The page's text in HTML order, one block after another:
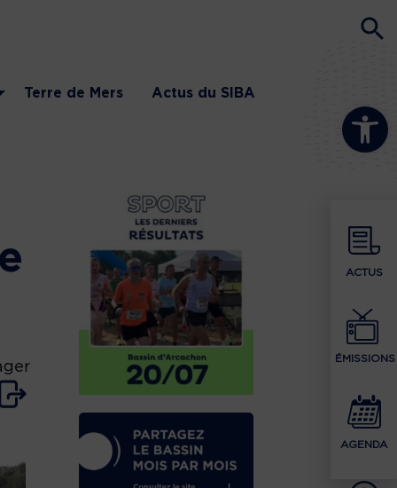
Ouvrir la
ACTUS
ÉMISSIONS
AGENDA
Terre de Mers Actus du SIBA